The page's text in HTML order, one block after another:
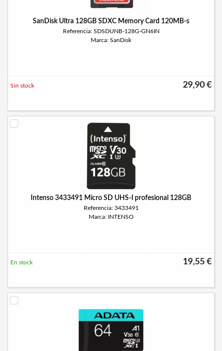
SanDisk Ultra 128GB SDXC Memory Card 120MB-s
Referencia: SDSDUNB-128G-GN6IN
Marca: SanDisk
29,90 €
Sin stock
Intenso 3433491 Micro SD UHS-I profesional 128GB
Referencia: 3433491
Marca: INTENSO
19,55 €
En stock